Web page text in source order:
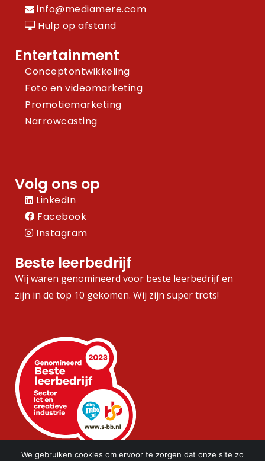
info@mediamere.com
Hulp op afstand
Entertainment
Conceptontwikkeling
Foto en videomarketing
Promotiemarketing
Narrowcasting
Volg ons op
LinkedIn
Facebook
Instagram
Beste leerbedrijf
Wij waren genomineerd voor beste leerbedrijf en
zijn in de top 10 gekomen. Wij zijn super trots!
We gebruiken cookies om ervoor te zorgen dat onze site zo